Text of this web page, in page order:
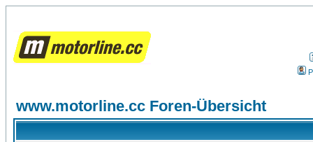
www.motorline.cc Foren-Übersicht